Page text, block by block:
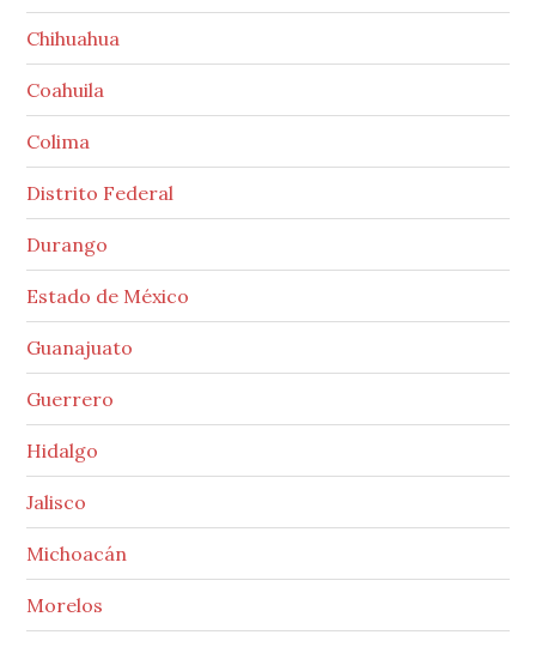
Chihuahua
Coahuila
Colima
Distrito Federal
Durango
Estado de México
Guanajuato
Guerrero
Hidalgo
Jalisco
Michoacán
Morelos